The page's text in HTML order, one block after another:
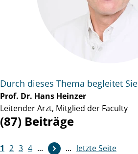
Durch dieses Thema begleitet Sie
Prof. Dr. Hans Heinzer
Leitender Arzt, Mitglied der Faculty
(87) Beiträge
1 2 3 4 ... ... letzte Seite